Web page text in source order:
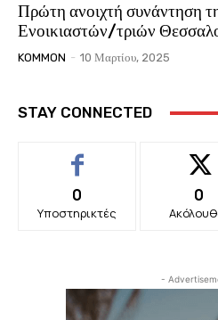
Πρώτη ανοιχτή συνάντηση
Ενοικιαστών/τριών
KOMMON - 10 Μαρτίου, 2025
STAY CONNECTED
0
Υποστηρικτές
0
-